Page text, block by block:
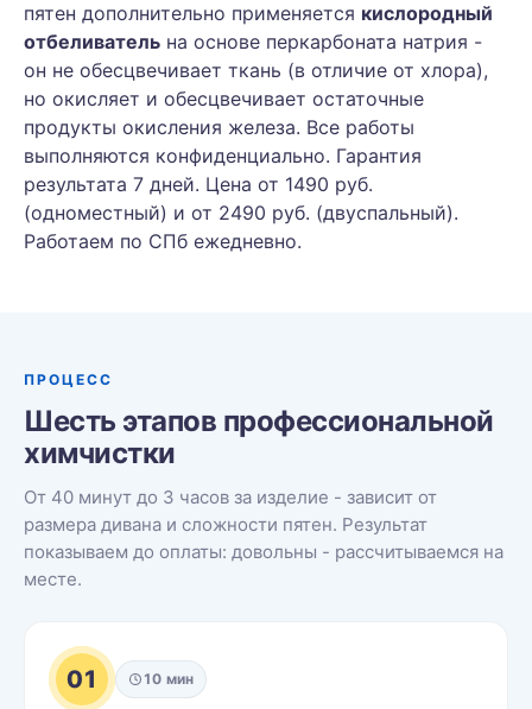
пятен дополнительно применяется кислородный
отбеливатель на основе перкарбоната натрия -
он не обесцвечивает ткань (в отличие от хлора),
но окисляет и обесцвечивает остаточные
продукты окисления железа. Все работы
выполняются конфиденциально. Гарантия
результата 7 дней. Цена от 1490 руб.
(одноместный) и от 2490 руб. (двуспальный).
Работаем по СПб ежедневно.
ПРОЦЕСС
Шесть этапов профессиональной
химчистки
От 40 минут до 3 часов за изделие - зависит от
размера дивана и сложности пятен. Результат
показываем до оплаты: довольны - рассчитываемся на
месте.
01 10 мин